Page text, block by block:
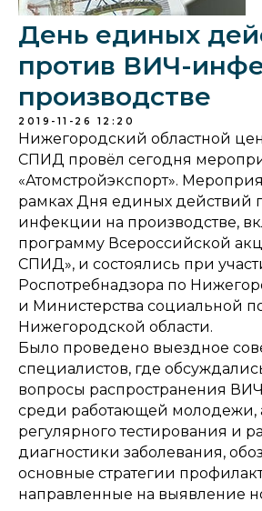
День единых
против ВИЧ-
производстве
2019-11-26 12:20
Нижегородский областной
СПИД провёл сегодня
«Атомстройэкспорт».
рамках Дня единых действий
инфекции на производстве,
программу Всероссийской
СПИД», и состоялись при
Роспотребнадзора по
и Министерства социальной
Нижегородской области.
Было проведено выездное
специалистов, где
вопросы распространения
среди работающей молодежи,
регулярного тестирования и
диагностики заболевания,
основные стратегии
направленные на выявление